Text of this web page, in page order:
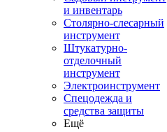
и инвентарь
Столярно-слесарный
инструмент
Штукатурно-
отделочный
инструмент
Электроинструмент
Спецодежда и
средства защиты
Ещё